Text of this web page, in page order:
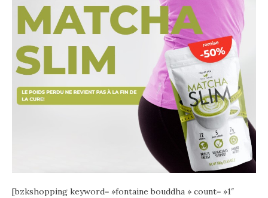
[bzkshopping keyword= »fontaine bouddha » count= »1″